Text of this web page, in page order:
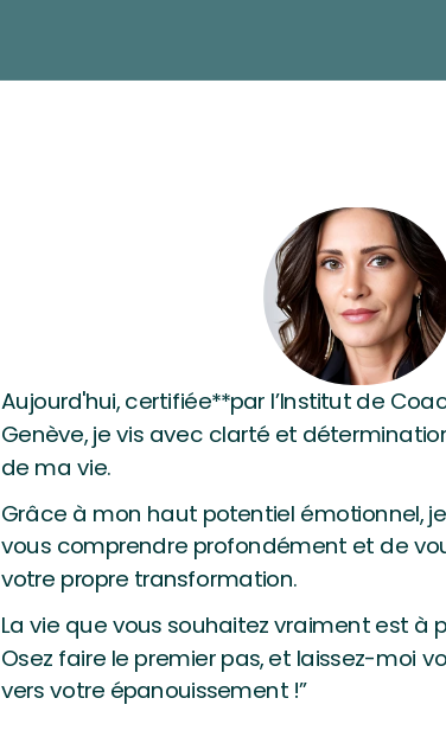
Aujourd'hui, certifiée**par l’Institut de
Genève, je vis avec clarté et
de ma vie.
Grâce à mon haut potentiel émotionnel,
vous comprendre profondément et de
votre propre transformation.
La vie que vous souhaitez vraiment est à
Osez faire le premier pas, et laissez-moi
vers votre épanouissement !”